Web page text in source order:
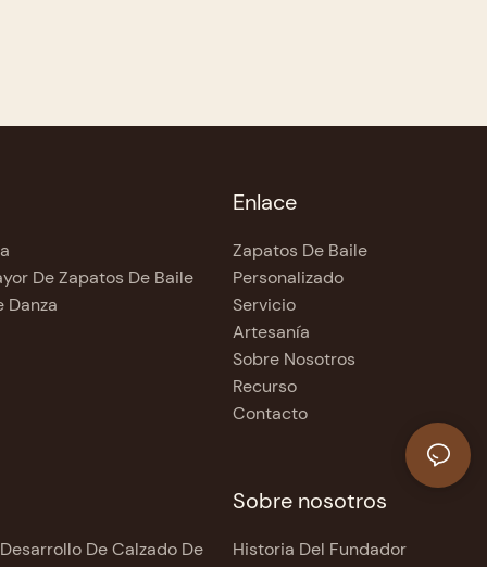
De Zapatos De Baile
Danza
Enlace
Zapatos De Baile
Personalizado
Servicio
Artesanía
Sobre Nosotros
Recurso
Contacto
De Calzado De
Sobre nosotros
Historia Del Fundador